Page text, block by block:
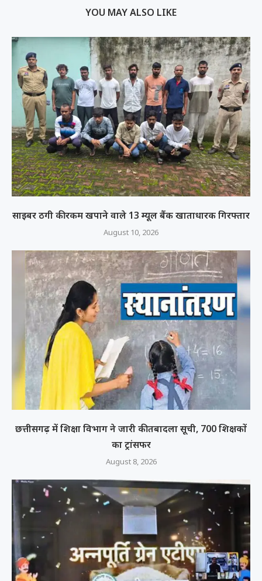
YOU MAY ALSO LIKE
साइबर ठगी की रकम खपाने वाले 13 म्यूल बैंक खाताधारक गिरफ्तार
August 10, 2026
छत्तीसगढ़ में शिक्षा विभाग ने जारी की तबादला सूची, 700 शिक्षकों
का ट्रांसफर
August 8, 2026